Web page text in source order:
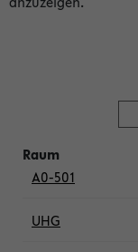
A0-501
UHG